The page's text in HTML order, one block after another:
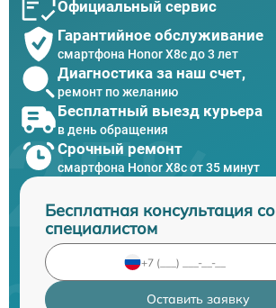
Официальный сервис
Гарантийное обслуживание
смартфона Honor X8c до 3 лет
Диагностика за наш счет,
ремонт по желанию
Бесплатный выезд курьера
в день обращения
Срочный ремонт
смартфона Honor X8c от 35 минут
Бесплатная консультация со
специалистом
Оставить заявку